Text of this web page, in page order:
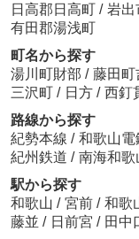
日高郡日高町 / 岩出
有田郡湯浅町
町名から探す
湯川町財部 / 藤田町
三沢町 / 日方 / 西釘
路線から探す
紀勢本線 / 和歌山電
紀州鉄道 / 南海和歌
駅から探す
和歌山 / 宮前 / 和歌
藤並 / 日前宮 / 田中